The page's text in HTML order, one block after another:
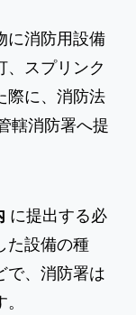
に消防用設備
、スプリンク
際に、消防法
轄消防署へ提
に提出する必
た設備の種
で、消防署は